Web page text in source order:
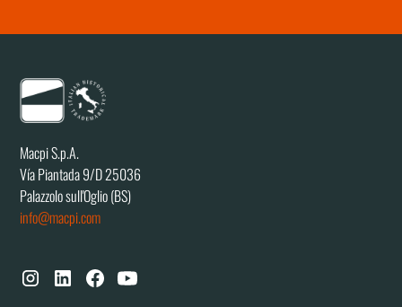
Macpi S.p.A.
Vía Piantada 9/D 25036
Palazzolo sull'Oglio (BS)
info@macpi.com